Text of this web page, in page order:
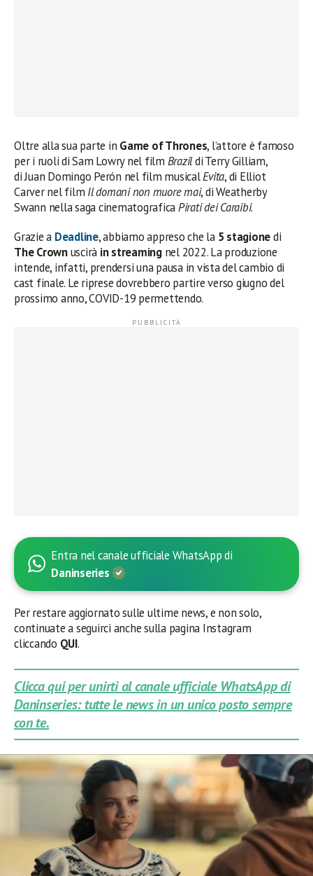
Oltre alla sua parte in Game of Thrones, l’attore è famoso
per i ruoli di Sam Lowry nel film Brazildi Terry Gilliam,
di Juan Domingo Perón nel film musicalEvita, di Elliot
Carver nel film Il domani non muore mai, di Weatherby
Swann nella saga cinematograficaPirati dei Caraibi.
Grazie a Deadline, abbiamo appreso che la 5 stagionedi
The Crownuscirà in streamingnel 2022. La produzione
intende, infatti, prendersi una pausa in vista del cambio di
cast finale. Le riprese dovrebbero partire verso giugno del
prossimo anno, COVID-19 permettendo.
Entra nel canale ufficiale WhatsApp di
Daninseries
Per restare aggiornato sulle ultime news, e non solo,
continuate a seguirci anche sulla pagina Instagram
cliccando QUI.
Clicca qui per unirti al canale ufficiale WhatsApp di
Daninseries: tutte le news in un unico posto sempre
con te.